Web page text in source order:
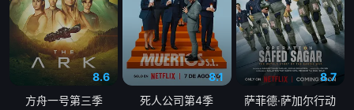
8.6
方舟一号第三季
8.1
死人公司第4季
8.7
萨菲德·萨加尔行动